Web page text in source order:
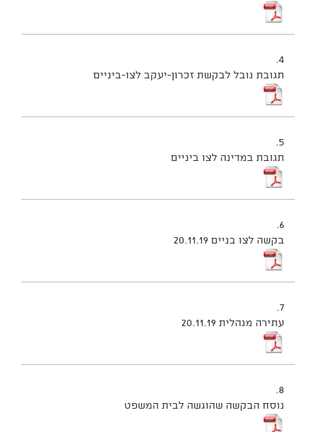
4.
תגובת נובל לבקשת זכרון-יעקב לצו-ביניים
5.
תגובת במדינה לצו ביניים
6.
בקשה לצו בניים 20.11.19
7.
עתירה מנהלית 20.11.19
8.
נוסח הבקשה שהוגשה לבית המשפט